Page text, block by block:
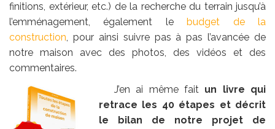
finitions, extérieur, etc.) de la recherche du terrain jusqu’à
l’emménagement, également lebudget de la
construction, pour ainsi suivre pas à pas l’avancée de
notre maison avec des photos, des vidéos et des
commentaires.
J’en ai même fait un livre qui
retrace les 40 étapes et décrit
le bilan de notre projet de